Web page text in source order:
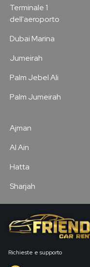
Terminale 1
dell'aeroporto
Dubai Marina
Jumeirah
Palm Jebel Ali
Palm Jumeirah
Ajman
Al Ain
Hatta
Sharjah
Richieste e supporto